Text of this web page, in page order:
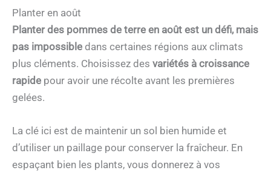
Planter en août
Planter des pommes de terre en août est un défi, mais
pas impossible dans certaines régions aux climats
plus cléments. Choisissez des variétés à croissance
rapide pour avoir une récolte avant les premières
gelées.
La clé ici est de maintenir un sol bien humide et
d’utiliser un paillage pour conserver la fraîcheur. En
espaçant bien les plants, vous donnerez à vos